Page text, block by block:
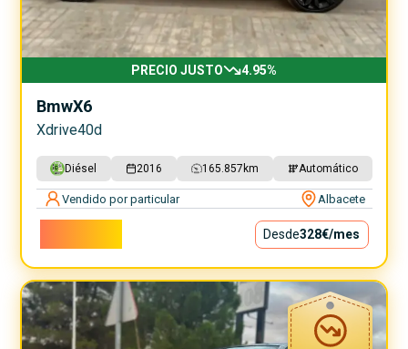
PRECIO JUSTO 4.95%
BmwX6
Xdrive40d
Diésel 2016 165.857 km Automático
Vendido por particular Albacete
Desde328€/mes